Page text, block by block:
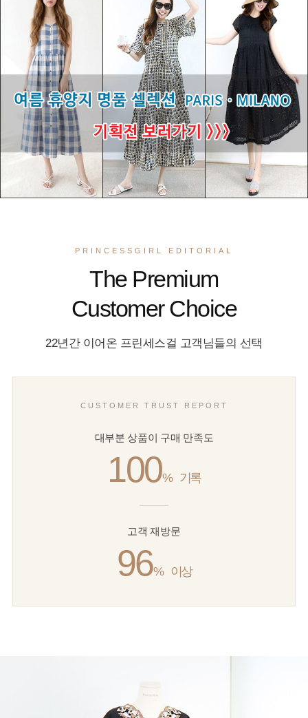
PRINCESSGIRL EDITORIAL
The Premium
Customer Choice
22년간 이어온 프린세스걸 고객님들의 선택
CUSTOMER TRUST REPORT
대부분 상품이 구매 만족도
100% 기록
고객 재방문
96% 이상